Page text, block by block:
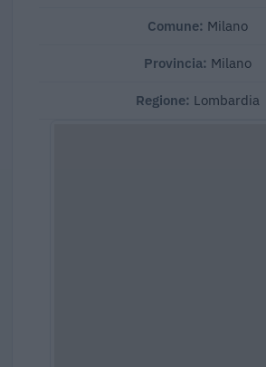
Comune: Milano
Provincia: Milano
Regione: Lombardia